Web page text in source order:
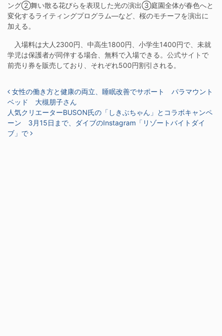
ング②舞い散る花びらを表現した光の演出③庭園全体が春色へと
変化するライティングプログラム―など、桜のモチーフを演出に
加える。
入場料は大人2300円、中高生1800円、小学生1400円で、未就
学児は保護者が同伴する場合、無料で入場できる。 公式サイト で
前売り券を販売しており、それぞれ500円割引される。
投稿ナビゲーション
女性の働き方と健康の両立、睡眠改善でサポート パラマウント
ベッド 大槻朋子さん
人気クリエーターBUSON氏の「しきぶちゃん」とコラボキャンペ
ーン 3月15日まで、ダイブのInstagram「リゾートバイトダイ
ブ」で